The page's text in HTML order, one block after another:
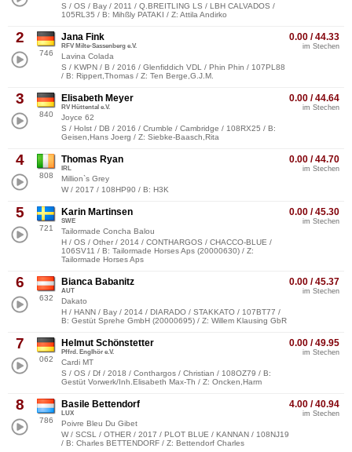
S / OS / Bay / 2011 / Q.BREITLING LS / LBH CALVADOS /
105RL35 / B: Mihßly PATAKI / Z: Attila Andirko
2
746
0.00 / 44.33
im Stechen
Jana Fink
RFV Milte-Sassenberg e.V.
Lavina Colada
S / KWPN / B / 2016 / Glenfiddich VDL / Phin Phin / 107PL88
/ B: Rippert,Thomas / Z: Ten Berge,G.J.M.
3
840
0.00 / 44.64
im Stechen
Elisabeth Meyer
RV Hüttental e.V.
Joyce 62
S / Holst / DB / 2016 / Crumble / Cambridge / 108RX25 / B:
Geisen,Hans Joerg / Z: Siebke-Baasch,Rita
4
808
0.00 / 44.70
im Stechen
Thomas Ryan
IRL
Million`s Grey
W / 2017 / 108HP90 / B: H3K
5
721
0.00 / 45.30
im Stechen
Karin Martinsen
SWE
Tailormade Concha Balou
H / OS / Other / 2014 / CONTHARGOS / CHACCO-BLUE /
106SV11 / B: Tailormade Horses Aps (20000630) / Z:
Tailormade Horses Aps
6
632
0.00 / 45.37
im Stechen
Bianca Babanitz
AUT
Dakato
H / HANN / Bay / 2014 / DIARADO / STAKKATO / 107BT77 /
B: Gestüt Sprehe GmbH (20000695) / Z: Willem Klausing GbR
7
062
0.00 / 49.95
im Stechen
Helmut Schönstetter
Pffrd. Englhör e.V.
Cardi MT
S / OS / Df / 2018 / Conthargos / Christian / 108OZ79 / B:
Gestüt Vorwerk/Inh.Elisabeth Max-Th / Z: Oncken,Harm
8
786
4.00 / 40.94
im Stechen
Basile Bettendorf
LUX
Poivre Bleu Du Gibet
W / SCSL / OTHER / 2017 / PLOT BLUE / KANNAN / 108NJ19
/ B: Charles BETTENDORF / Z: Bettendorf Charles